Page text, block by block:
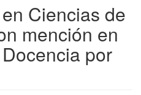
Ciencias de
mención en
por